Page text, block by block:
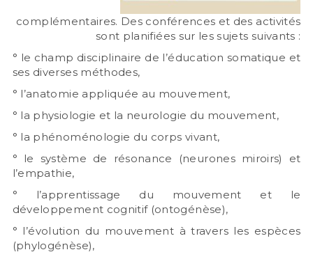
complémentaires. Des conférences et des activités
sont planifiées sur les sujets suivants :
° le champ disciplinaire de l’éducation somatique et
ses diverses méthodes,
° l’anatomie appliquée au mouvement,
° la physiologie et la neurologie du mouvement,
° la phénoménologie du corps vivant,
° le système de résonance (neurones miroirs) et
l’empathie,
° l’apprentissage du mouvement et le
développement cognitif (ontogénèse),
° l’évolution du mouvement à travers les espèces
(phylogénèse),